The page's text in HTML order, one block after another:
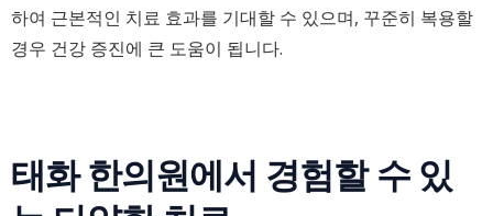
하여 근본적인 치료 효과를 기대할 수 있으며, 꾸준히 복용할
경우 건강 증진에 큰 도움이 됩니다.
태화 한의원에서 경험할 수 있